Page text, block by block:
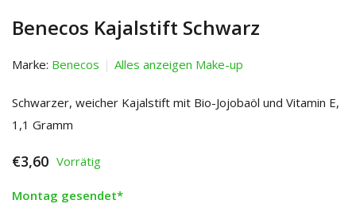
Benecos Kajalstift Schwarz
Marke: Benecos Alles anzeigen Make-up
Schwarzer, weicher Kajalstift mit Bio-Jojobaöl und Vitamin E,
1,1 Gramm
€3,60 Vorrätig
Montag gesendet*